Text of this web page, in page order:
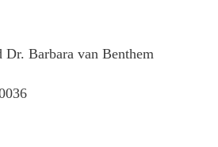
Barbara van Benthem